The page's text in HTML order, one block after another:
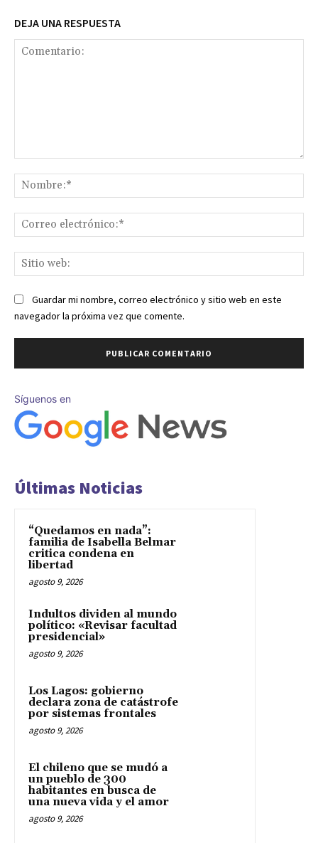
DEJA UNA RESPUESTA
Guardar mi nombre, correo electrónico y sitio web en este
navegador la próxima vez que comente.
Síguenos en
Últimas Noticias
“Quedamos en nada”:
familia de Isabella Belmar
critica condena en
libertad
agosto 9, 2026
Indultos dividen al mundo
político: «Revisar facultad
presidencial»
agosto 9, 2026
Los Lagos: gobierno
declara zona de catástrofe
por sistemas frontales
agosto 9, 2026
El chileno que se mudó a
un pueblo de 300
habitantes en busca de
una nueva vida y el amor
agosto 9, 2026